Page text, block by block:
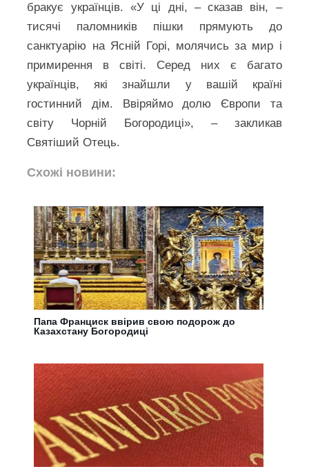
бракує українців. «У ці дні, – сказав він, –
тисячі паломників пішки прямують до
санктуарію на Ясній Горі, молячись за мир і
примирення в світі. Серед них є багато
українців, які знайшли у вашій країні
гостинний дім. Ввіряймо долю Європи та
світу Чорній Богородиці», – закликав
Святіший Отець.
Схожі новини:
Папа Франциск ввірив свою подорож до
Казахстану Богородиці